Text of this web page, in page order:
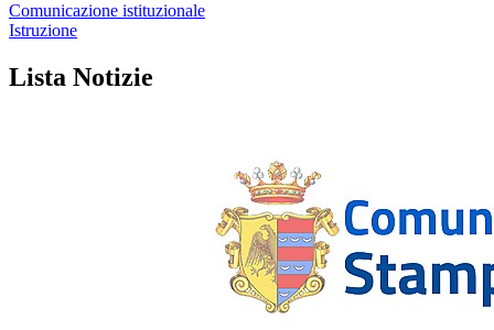
Comunicazione istituzionale
Istruzione
Lista Notizie